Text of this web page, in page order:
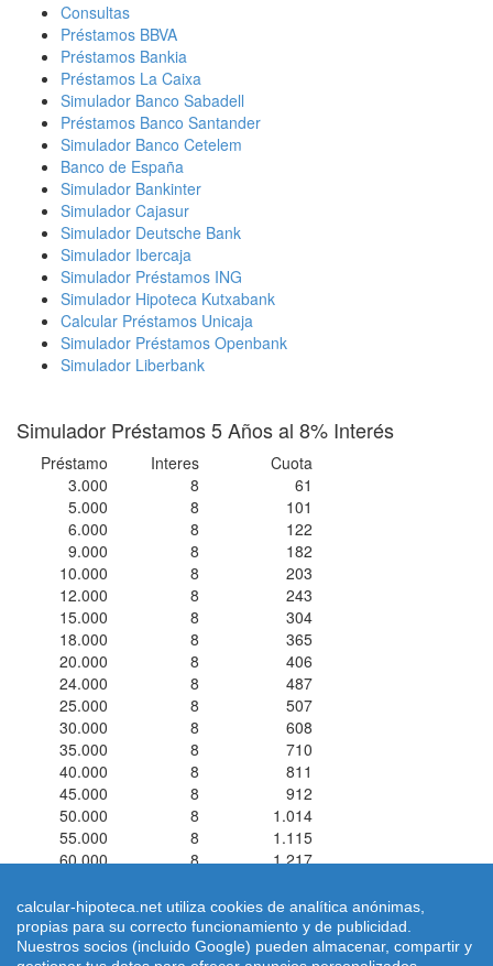
Consultas
Préstamos BBVA
Préstamos Bankia
Préstamos La Caixa
Simulador Banco Sabadell
Préstamos Banco Santander
Simulador Banco Cetelem
Banco de España
Simulador Bankinter
Simulador Cajasur
Simulador Deutsche Bank
Simulador Ibercaja
Simulador Préstamos ING
Simulador Hipoteca Kutxabank
Calcular Préstamos Unicaja
Simulador Préstamos Openbank
Simulador Liberbank
Simulador Préstamos 5 Años al 8% Interés
Préstamo Interes
Cuota
3.000
8
61
5.000
8
101
6.000
8
122
9.000
8
182
10.000
8
203
12.000
8
243
15.000
8
304
18.000
8
365
20.000
8
406
24.000
8
487
25.000
8
507
30.000
8
608
35.000
8
710
40.000
8
811
45.000
8
912
50.000
8
1.014
55.000
8
1.115
60.000
8 1.217
Simuladores de Préstamos ® 2026 calcular-hipoteca.netHome |
calcular-hipoteca.net utiliza cookies de analítica anónimas,
propias para su correcto funcionamiento y de publicidad.
Nuestros socios (incluido Google) pueden almacenar, compartir y